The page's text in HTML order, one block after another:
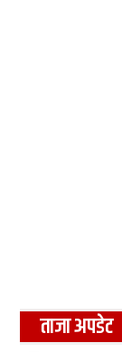
ताजा अपडेट